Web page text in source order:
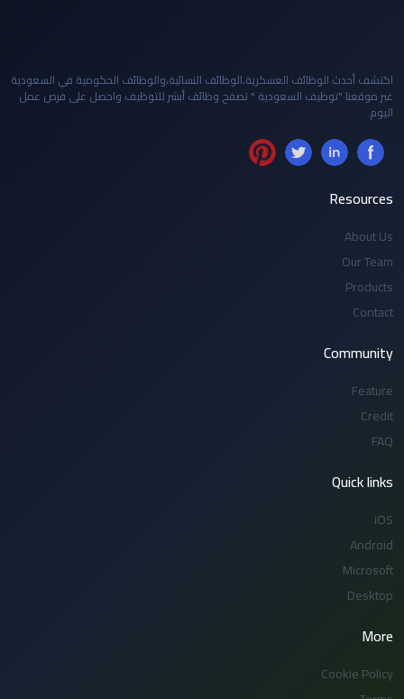
اكتشف أحدث الوظائف العسكرية،الوظائف النسائية،والوظائف الحكومية في السعودية
عبر موقعنا "توظيف السعودية " تصفح وظائف أبشر للتوظيف واحصل على فرص عمل
اليوم
Resources
About Us
Our Team
Products
Contact
Community
Feature
Credit
FAQ
Quick links
iOS
Android
Microsoft
Desktop
More
Cookie Policy